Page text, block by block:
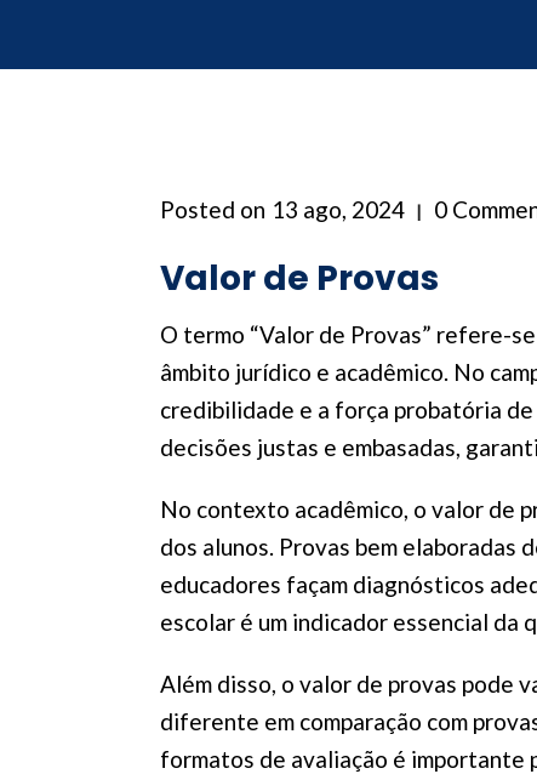
Posted on 13 ago, 2024 0
Valor de Provas
O termo “Valor de Provas” refere-
âmbito jurídico e acadêmico. No
credibilidade e a força probatória
decisões justas e embasadas,
No contexto acadêmico, o valor de
dos alunos. Provas bem
educadores façam diagnósticos
escolar é um indicador essencial da
Além disso, o valor de provas pode
diferente em comparação com
formatos de avaliação é importante